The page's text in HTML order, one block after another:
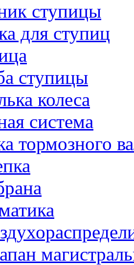
ступицы
для ступиц
ступицы
колеса
система
тормозного